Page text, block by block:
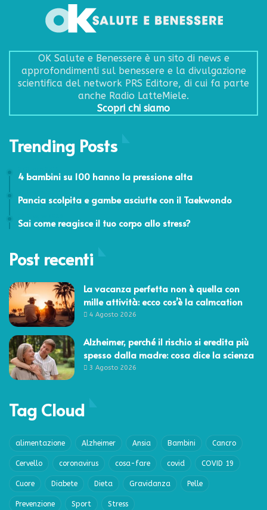
OK Salute e Benessere è un sito di news e
approfondimenti sul benessere e la divulgazione
scientifica del network PRS Editore, di cui fa parte
anche Radio LatteMiele.
Scopri chi siamo
Trending Posts
4 bambini su 100 hanno la pressione alta
Pancia scolpita e gambe asciutte con il Taekwondo
Sai come reagisce il tuo corpo allo stress?
Post recenti
La vacanza perfetta non è quella con
mille attività: ecco cos’è la calmcation
4 Agosto 2026
Alzheimer, perché il rischio si eredita più
spesso dalla madre: cosa dice la scienza
3 Agosto 2026
Tag Cloud
alimentazione Alzheimer Ansia Bambini Cancro
Cervello coronavirus cosa-fare covid COVID 19
Cuore Diabete Dieta Gravidanza Pelle
Prevenzione Sport Stress